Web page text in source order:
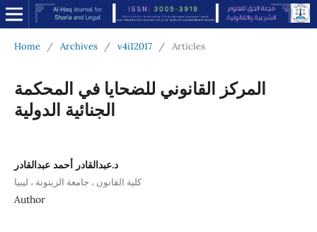
Home / Archives / v4i12017 / Articles
المركز القانوني للضحايا في المحكمة
الجنائية الدولية
د.عبدالقادر أحمد عبدالقادر
كلية القانون ، جامعة الزيتونة ، ليبيا
Author